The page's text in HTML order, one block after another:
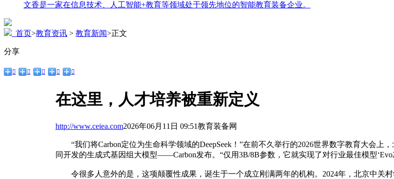
文香是一家在信息技术、人工智能+教育等领域处于领先地位的智能教育装备企业。
首页>教育资讯 > 教育新闻>正文
分享
    
在这里，人才培养被重新定义
http://www.ceiea.com2026年06月11日 09:51教育装备网
“我们将Carbon定位为生命科学领域的DeepSeek！”在前不久举行的2026世界数字教育大会上
同开发的生成式基因组大模型——Carbon发布。“仅用3B/8B参数，它就实现了对行业最佳模型
令很多人意外的是，这项颠覆性成果，诞生于一个成立刚满两年的机构。2024年，北京中关